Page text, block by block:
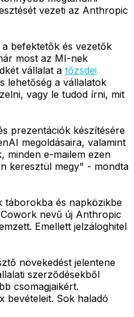
vezeti az Anthropic
befektetők és vezetők
most az MI-nek
vállalat a tőzsdei
lehetőség a vállalatok
vagy le tudod írni, mit
prezentációk készítésére
megoldásaira, valamint
minden e-mailem ezen
keresztül megy" - mondta
táborokba és napközikbe
nevű új Anthropic
Emellett jelzáloghitel
növekedést jelentene
szerződésekből
csomagjaikért.
bevételeit. Sok haladó